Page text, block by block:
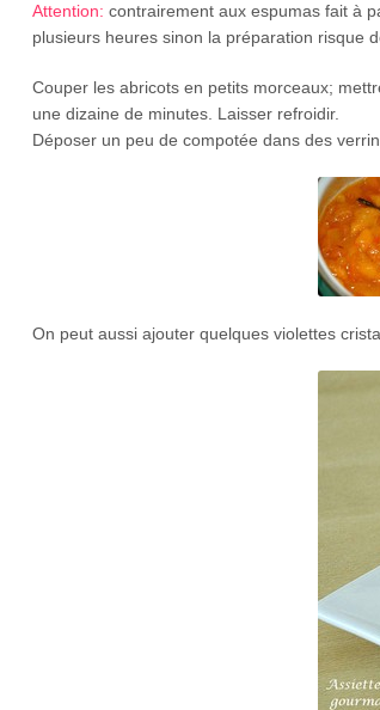
Attention: contrairement aux espumas fait à
plusieurs heures sinon la préparation risque
Couper les abricots en petits morceaux;
une dizaine de minutes. Laisser refroidir.
Déposer un peu de compotée dans des
On peut aussi ajouter quelques violettes